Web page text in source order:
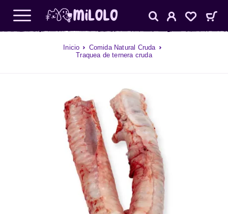
Inicio
Comida Natural Cruda
Traquea de ternera cruda